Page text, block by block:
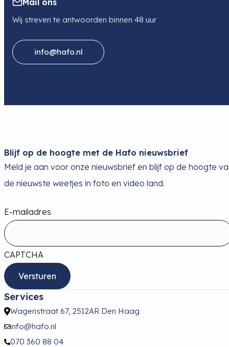
Mail ons
Wij streven te antwoorden binnen 48 uur
info@hafo.nl
Blijf op de hoogte met de Hafo nieuwsbrief
Meld je aan voor onze nieuwsbrief en blijf op de hoogte
de nieuwste weetjes in foto en video land.
E-mailadres
CAPTCHA
Services
Wagenstraat 67, 2512AR Den Haag
info@hafo.nl
070 360 88 04